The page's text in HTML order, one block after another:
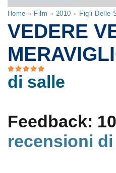
Home » Film » 2010 » Figli Delle
VEDERE
di salle
Feedback:
recensioni